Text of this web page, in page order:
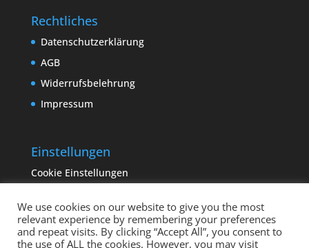
Rechtliches
Datenschutzerklärung
AGB
Widerrufsbelehrung
Impressum
Einstellungen
Cookie Einstellungen
We use cookies on our website to give you the most
relevant experience by remembering your preferences
and repeat visits. By clicking “Accept All”, you consent to
the use of ALL the cookies. However, you may visit